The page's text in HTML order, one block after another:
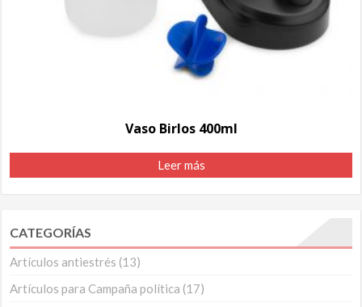
Vaso Birlos 400ml
Leer más
CATEGORÍAS
Artículos antiestrés (13)
Artículos para Campaña política (17)